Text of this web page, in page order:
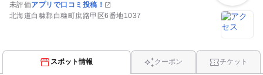
未評価アプリで口コミ投稿！
北海道白糠郡白糠町庶路甲区6番地1037
スポット情報 クーポン チケット